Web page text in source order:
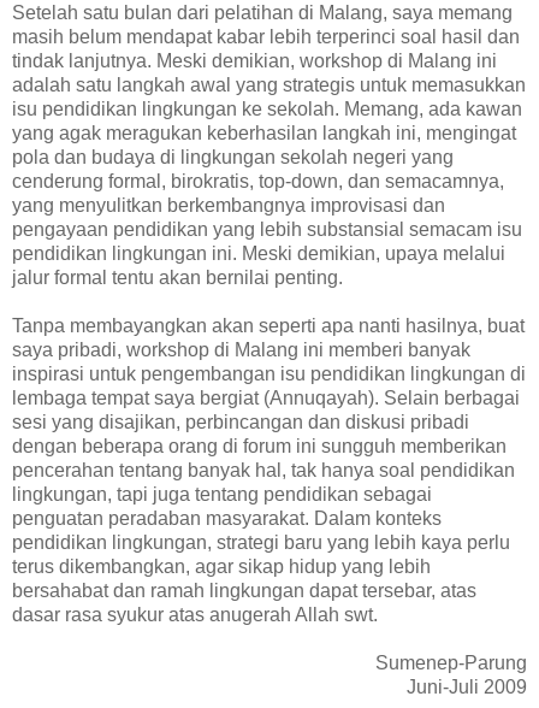
Setelah satu bulan dari pelatihan di Malang, saya memang
masih belum mendapat kabar lebih terperinci soal hasil dan
tindak lanjutnya. Meski demikian, workshop di Malang ini
adalah satu langkah awal yang strategis untuk memasukkan
isu pendidikan lingkungan ke sekolah. Memang, ada kawan
yang agak meragukan keberhasilan langkah ini, mengingat
pola dan budaya di lingkungan sekolah negeri yang
cenderung formal, birokratis, top-down, dan semacamnya,
yang menyulitkan berkembangnya improvisasi dan
pengayaan pendidikan yang lebih substansial semacam isu
pendidikan lingkungan ini. Meski demikian, upaya melalui
jalur formal tentu akan bernilai penting.
Tanpa membayangkan akan seperti apa nanti hasilnya, buat
saya pribadi, workshop di Malang ini memberi banyak
inspirasi untuk pengembangan isu pendidikan lingkungan di
lembaga tempat saya bergiat (Annuqayah). Selain berbagai
sesi yang disajikan, perbincangan dan diskusi pribadi
dengan beberapa orang di forum ini sungguh memberikan
pencerahan tentang banyak hal, tak hanya soal pendidikan
lingkungan, tapi juga tentang pendidikan sebagai
penguatan peradaban masyarakat. Dalam konteks
pendidikan lingkungan, strategi baru yang lebih kaya perlu
terus dikembangkan, agar sikap hidup yang lebih
bersahabat dan ramah lingkungan dapat tersebar, atas
dasar rasa syukur atas anugerah Allah swt.
Sumenep-Parung
Juni-Juli 2009